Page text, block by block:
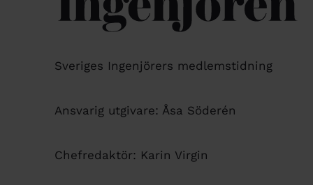
Sveriges Ingenjörers medlemstidning
Ansvarig utgivare: Åsa Söderén
Chefredaktör: Karin Virgin